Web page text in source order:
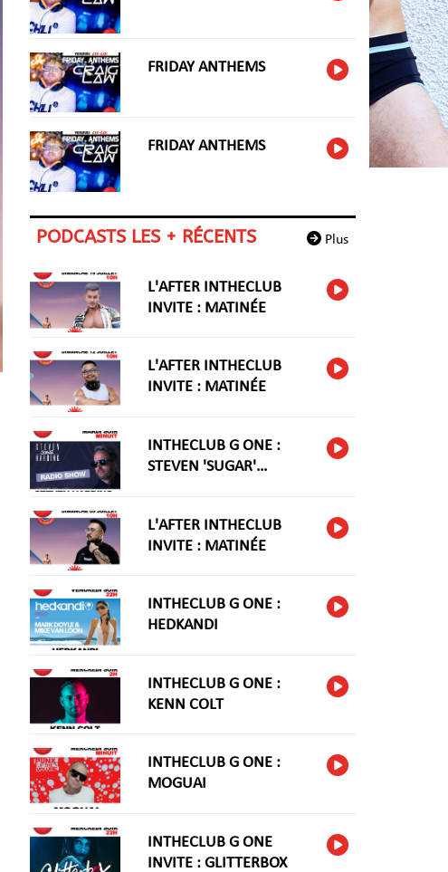
FRIDAY ANTHEMS
FRIDAY ANTHEMS
Plus
PODCASTS LES + RÉCENTS
L'AFTER INTHECLUB
INVITE : MATINÉE
L'AFTER INTHECLUB
INVITE : MATINÉE
INTHECLUB G ONE :
STEVEN 'SUGAR'
L'AFTER INTHECLUB
INVITE : MATINÉE
INTHECLUB G ONE :
HEDKANDI
INTHECLUB G ONE :
KENN COLT
INTHECLUB G ONE :
MOGUAI
INTHECLUB G ONE
INVITE : GLITTERBOX